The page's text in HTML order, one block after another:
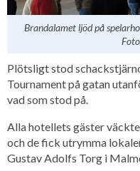
Brandalamet ljöd på
Plötsligt stod
Tournament på gatan
vad som stod på.
Alla hotellets gäster
och de fick utrymma
Gustav Adolfs Torg i